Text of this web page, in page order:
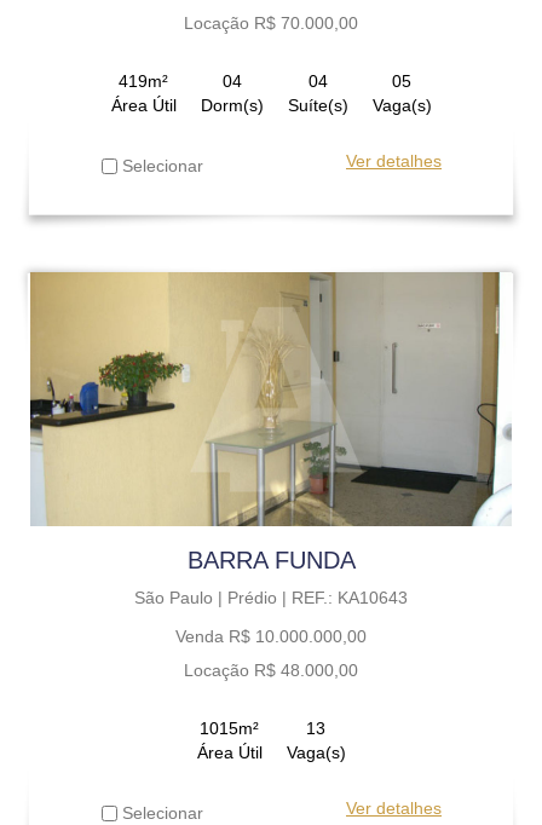
Locação R$ 70.000,00
419m²
Área Útil
04
Dorm(s)
04
Suíte(s)
05
Vaga(s)
Selecionar Ver detalhes
BARRA FUNDA
São Paulo | Prédio | REF.: KA10643
Venda R$ 10.000.000,00
Locação R$ 48.000,00
1015m²
Área Útil
13
Vaga(s)
Selecionar Ver detalhes